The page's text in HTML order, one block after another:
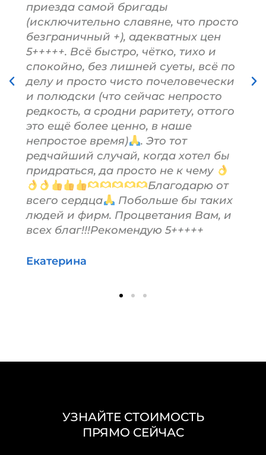
приезда самой бригады
(исключительно славяне, что просто
безграничный +), адекватных цен
5+++++. Всё быстро, чётко, тихо и
спокойно, без лишней суеты, всё по
делу и просто чисто почеловечески
и полюдски (что сейчас непросто
редкость, а сродни раритету, оттого
это ещё более ценно, в наше
непростое время)
. Это тот
редчайший случай, когда хотел бы
придраться, да просто не к чему
Благодарю от
всего сердца
Побольше бы таких
людей и фирм. Процветания Вам, и
всех благ!!!Рекомендую 5+++++
Екатерина
УЗНАЙТЕ СТОИМОСТЬ
ПРЯМО СЕЙЧАС